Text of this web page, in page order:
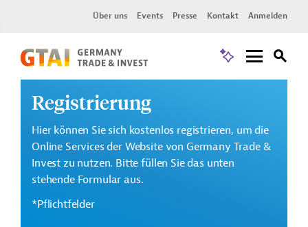
Über uns Events Presse Kontakt Anmelden
Registrierung
Hier können Sie sich kostenlos registrieren, um die
Online Services der Website von Germany Trade &
Invest zu nutzen. Bitte füllen Sie das unten
stehende Formular aus.
*Pflichtfelder